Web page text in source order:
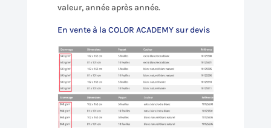
valeur, année après année.
En vente à la COLOR ACADEMY sur devis